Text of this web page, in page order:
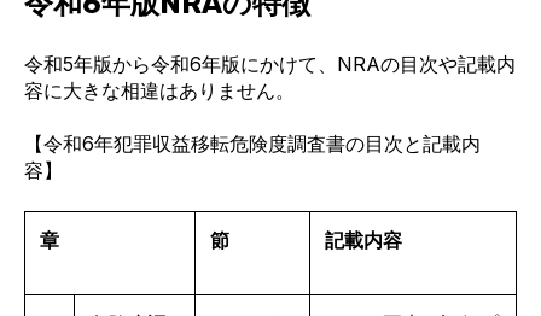
令和5年版から令和6年版にかけて 、NRAの目次や記載内
容に大きな相違はありません。
【令和6年犯罪収益移転危険度調査書の目次と記載内
容】
章 節 記載内容